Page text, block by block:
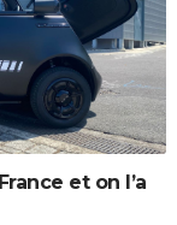
et on l’a